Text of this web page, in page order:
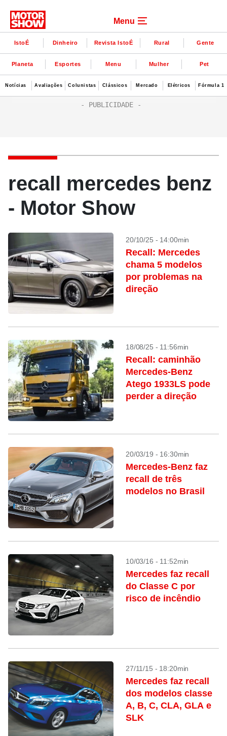
Menu
IstoÉ Dinheiro Revista IstoÉ Rural Gente
Planeta Esportes Menu Mulher Pet
Notícias Avaliações Colunistas Clássicos Mercado Elétricos Fórmula 1
recall mercedes benz
- Motor Show
20/10/25 - 14:00min
Recall: Mercedes
chama 5 modelos
por problemas na
direção
18/08/25 - 11:56min
Recall: caminhão
Mercedes-Benz
Atego 1933LS pode
perder a direção
20/03/19 - 16:30min
Mercedes-Benz faz
recall de três
modelos no Brasil
10/03/16 - 11:52min
Mercedes faz recall
do Classe C por
risco de incêndio
27/11/15 - 18:20min
Mercedes faz recall
dos modelos classe
A, B, C, CLA, GLA e
SLK